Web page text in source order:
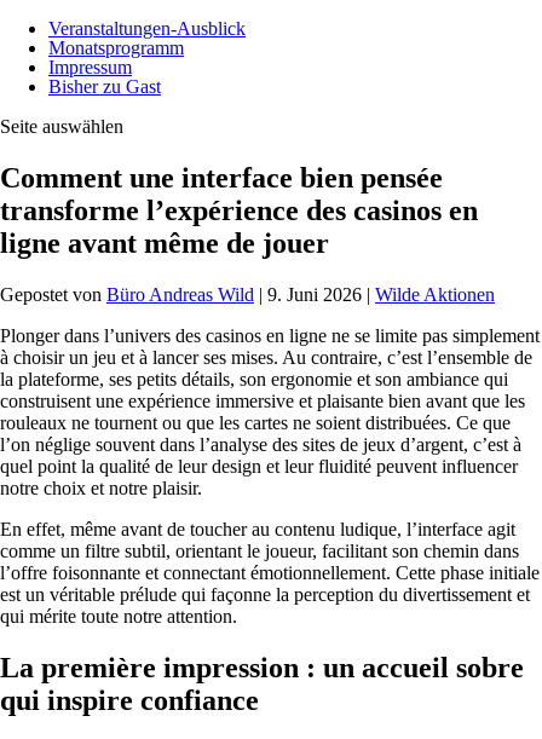
Veranstaltungen-Ausblick
Monatsprogramm
Impressum
Bisher zu Gast
Seite auswählen
Comment une interface bien pensée
transforme l’expérience des casinos en
ligne avant même de jouer
Gepostet von Büro Andreas Wild | 9. Juni 2026 | Wilde Aktionen
Plonger dans l’univers des casinos en ligne ne se limite pas simplement
à choisir un jeu et à lancer ses mises. Au contraire, c’est l’ensemble de
la plateforme, ses petits détails, son ergonomie et son ambiance qui
construisent une expérience immersive et plaisante bien avant que les
rouleaux ne tournent ou que les cartes ne soient distribuées. Ce que
l’on néglige souvent dans l’analyse des sites de jeux d’argent, c’est à
quel point la qualité de leur design et leur fluidité peuvent influencer
notre choix et notre plaisir.
En effet, même avant de toucher au contenu ludique, l’interface agit
comme un filtre subtil, orientant le joueur, facilitant son chemin dans
l’offre foisonnante et connectant émotionnellement. Cette phase initiale
est un véritable prélude qui façonne la perception du divertissement et
qui mérite toute notre attention.
La première impression : un accueil sobre
qui inspire confiance